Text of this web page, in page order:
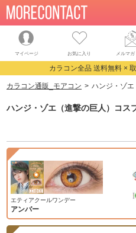
マイページ お気に入り メルマガ
カラコン全品 送料無料 ×
カラコン通販_モアコン ハンジ・ゾ
ハンジ・ゾエ（進撃の巨人）コス
エティアクールワンデー
アンバー